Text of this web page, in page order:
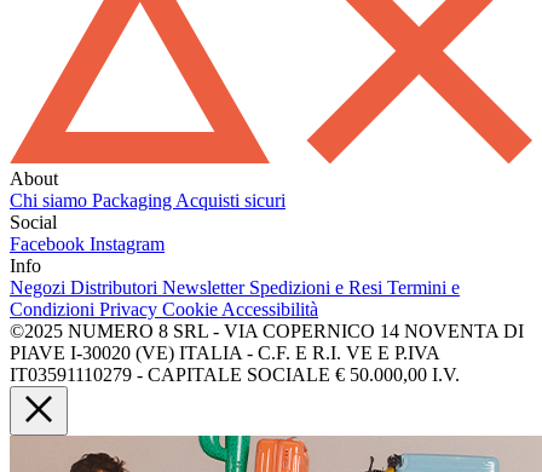
About
Chi siamo Packaging Acquisti sicuri
Social
Facebook Instagram
Info
Negozi Distributori Newsletter Spedizioni e Resi Termini e
Condizioni Privacy Cookie Accessibilità
©2025 NUMERO 8 SRL - VIA COPERNICO 14 NOVENTA DI
PIAVE I-30020 (VE) ITALIA - C.F. E R.I. VE E P.IVA
IT03591110279 - CAPITALE SOCIALE € 50.000,00 I.V.